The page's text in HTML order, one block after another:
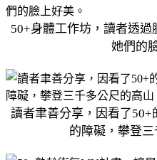
50+身體工作坊，讀者透過
她們的
讀者聿善分享，因看了
的障礙，攀登三